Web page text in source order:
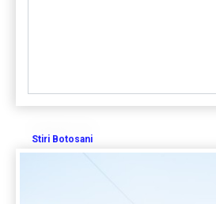
Stiri Botosani